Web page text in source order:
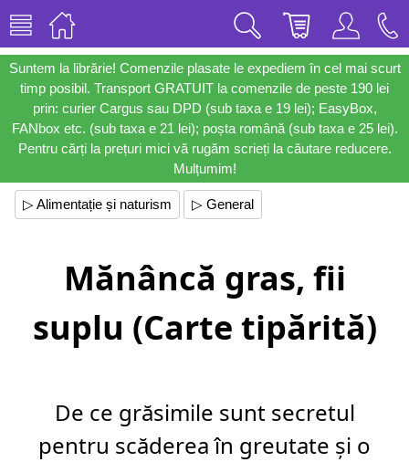
Suntem la librărie! Comenzile plasate le expediem în cel mai scurt
timp posibil. Transport GRATUIT la comenzile de peste 190 lei
prin: curier Cargus sau DPD (sub taxa e 19 lei); EasyBox,
FANbox etc. (sub taxa e 21 lei); poșta română (sub taxa e 25 lei).
Pentru cărți la prețuri mici vă rugăm scrieți la căutare reducere.
Mulțumim!
▷ Alimentație și naturism ▷ General
Mănâncă gras, fii
suplu (Carte tipărită)
De ce grăsimile sunt secretul
pentru scăderea în greutate și o